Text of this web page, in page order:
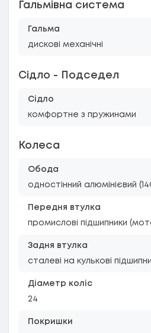
Гальмівна система
Гальма
дискові механічні
Сідло - Подседел
Сідло
комфортне з пружинами
Колеса
Обода
одностінний алюмінієвий
Передня втулка
промислові підшипники
Задня втулка
сталеві на кулькові
Діаметр коліс
24
Покришки